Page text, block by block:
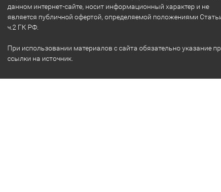
данном интернет-сайте, носит информационный характер и не
является публичной офертой, определяемой положениями
ч.2 ГК РФ.
При использовании материалов с сайта обязательно указание
ссылки на источник.